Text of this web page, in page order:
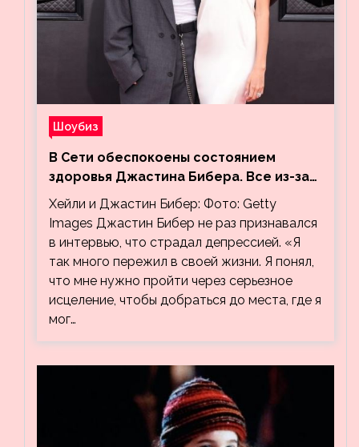
Шоубиз
В Сети обеспокоены состоянием
здоровья Джастина Бибера. Все из-за
видео, на котором его успокаивает
Хейли
Хейли и Джастин Бибер: Фото: Getty
Images Джастин Бибер не раз признавался
в интервью, что страдал депрессией. «Я
так много пережил в своей жизни. Я понял,
что мне нужно пройти через серьезное
исцеление, чтобы добраться до места, где я
мог…